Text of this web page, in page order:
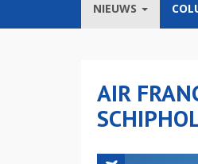
NIEUWS
AIR